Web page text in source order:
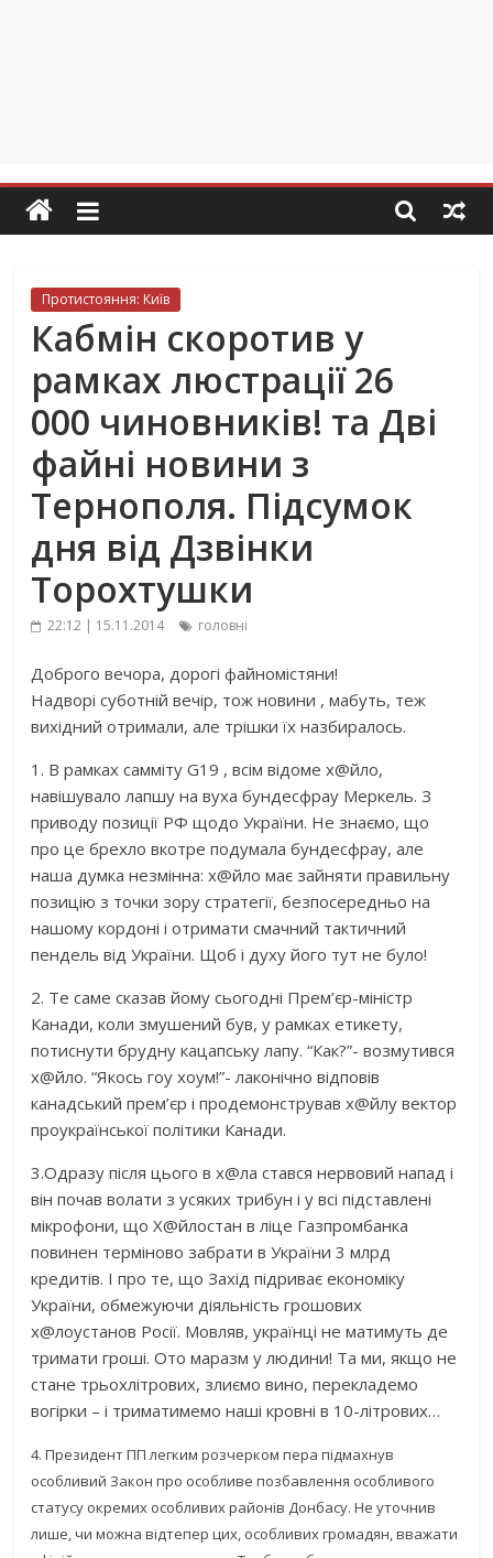
Протистояння: Київ
Кабмін скоротив у
рамках люстрації 26
000 чиновників! та Дві
файні новини з
Тернополя. Підсумок
дня від Дзвінки
Торохтушки
22:12 | 15.11.2014 головні
Доброго вечора, дорогі файномістяни!
Надворі суботній вечір, тож новини , мабуть, теж
вихідний отримали, але трішки їх назбиралось.
1. В рамках самміту G19 , всім відоме х@йло,
навішувало лапшу на вуха бундесфрау Меркель. З
приводу позиції РФ щодо України. Не знаємо, що
про це брехло вкотре подумала бундесфрау, але
наша думка незмінна: х@йло має зайняти правильну
позицію з точки зору стратегії, безпосередньо на
нашому кордоні і отримати смачний тактичний
пендель від України. Щоб і духу його тут не було!
2. Те саме сказав йому сьогодні Прем’єр-міністр
Канади, коли змушений був, у рамках етикету,
потиснути брудну кацапську лапу. “Как?”- возмутився
х@йло. “Якось гоу хоум!”- лаконічно відповів
канадський прем’єр і продемонстрував х@йлу вектор
проукраїнської політики Канади.
3.Одразу після цього в х@ла стався нервовий напад і
він почав волати з усяких трибун і у всі підставлені
мікрофони, що Х@йлостан в ліце Газпромбанка
повинен терміново забрати в України 3 млрд
кредитів. І про те, що Захід підриває економіку
України, обмежуючи діяльність грошових
х@лоустанов Росії. Мовляв, українці не матимуть де
тримати гроші. Ото маразм у людини! Та ми, якщо не
стане трьохлітрових, злиємо вино, перекладемо
вогірки – і триматимемо наші кровні в 10-літрових…
4. Президент ПП легким розчерком пера підмахнув
особливий Закон про особливе позбавлення особливого
статусу окремих особливих районів Донбасу. Не уточнив
лише, чи можна відтепер цих, особливих громадян, вважати